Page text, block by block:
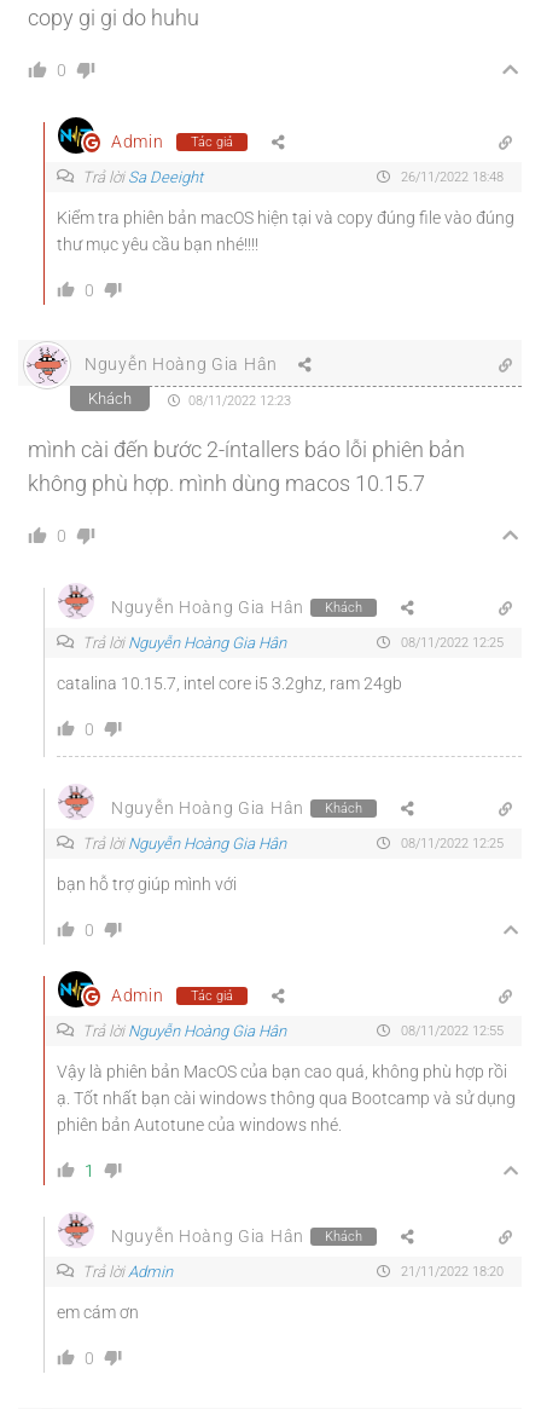
copy gi gi do huhu
0
Admin Tác giả
Trả lời Sa Deeight 26/11/2022 18:48
Kiểm tra phiên bản macOS hiện tại và copy đúng file vào đúng
thư mục yêu cầu bạn nhé!!!!
0
Nguyễn Hoàng Gia Hân
Khách 08/11/2022 12:23
mình cài đến bước 2-íntallers báo lỗi phiên bản
không phù hợp. mình dùng macos 10.15.7
0
Nguyễn Hoàng Gia Hân Khách
Trả lời Nguyễn Hoàng Gia Hân 08/11/2022 12:25
catalina 10.15.7, intel core i5 3.2ghz, ram 24gb
0
Nguyễn Hoàng Gia Hân Khách
Trả lời Nguyễn Hoàng Gia Hân 08/11/2022 12:25
bạn hỗ trợ giúp mình với
0
Admin Tác giả
Trả lời Nguyễn Hoàng Gia Hân 08/11/2022 12:55
Vậy là phiên bản MacOS của bạn cao quá, không phù hợp rồi
ạ. Tốt nhất bạn cài windows thông qua Bootcamp và sử dụng
phiên bản Autotune của windows nhé.
1
Nguyễn Hoàng Gia Hân Khách
Trả lời Admin 21/11/2022 18:20
em cám ơn
0